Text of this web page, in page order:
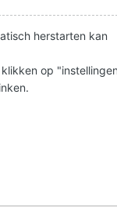
herstarten kan
op